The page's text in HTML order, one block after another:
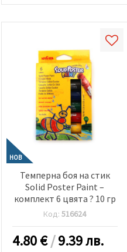
НОВ
Темперна боя на стик
Solid Poster Paint –
комплект 6 цвята ? 10 гр
Код:516624
4.80€/9.39 лв.